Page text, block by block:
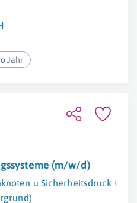
Jahr
(m/w/d)
u Sicherheitsdruck